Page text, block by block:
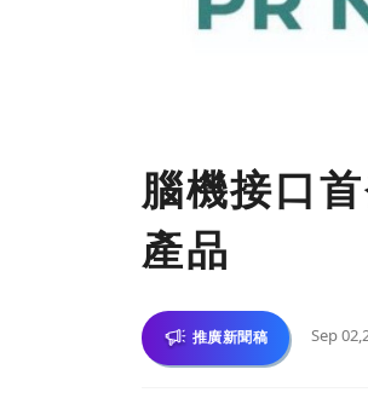
腦機接口
產品
推廣新聞稿 Sep